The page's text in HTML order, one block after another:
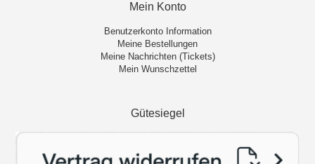
Mein Konto
Benutzerkonto Information
Meine Bestellungen
Meine Nachrichten (Tickets)
Mein Wunschzettel
Gütesiegel